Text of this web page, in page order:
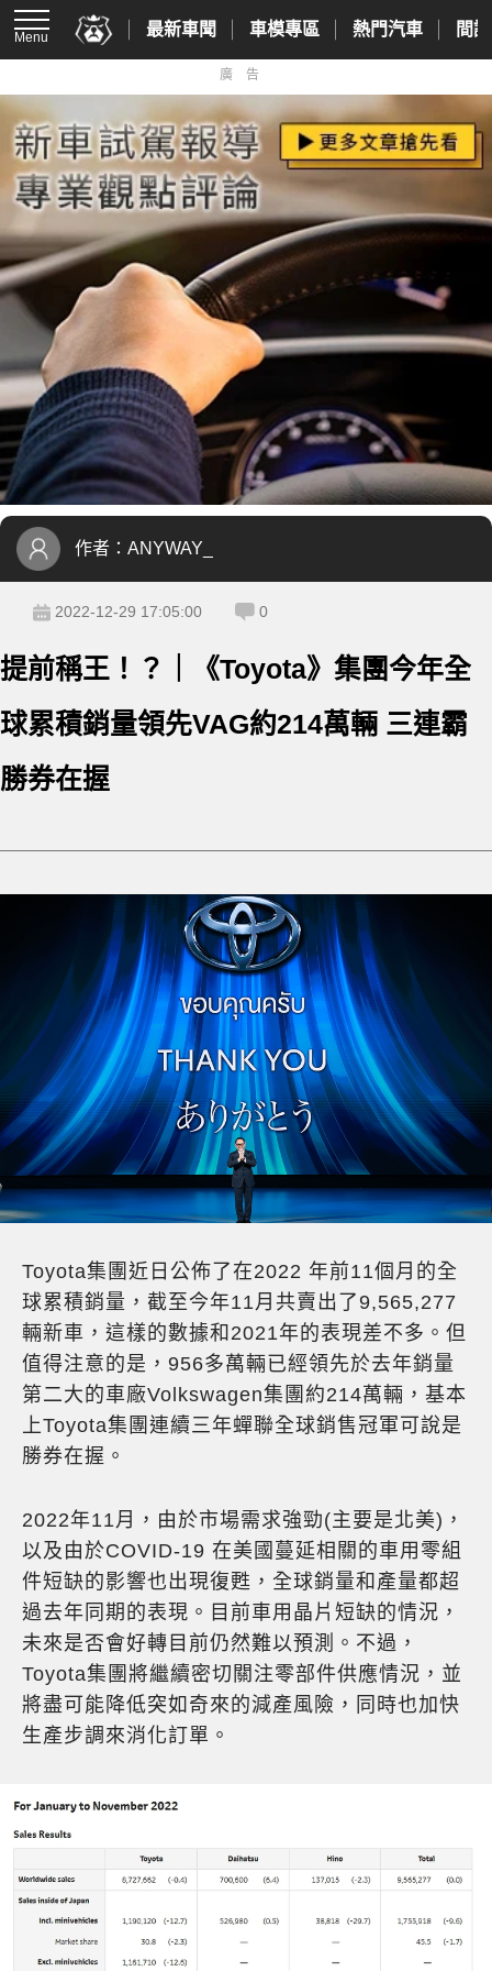
Menu 最新車聞 車模專區 熱門汽車 間
廣告
作者： ANYWAY_
2022-12-29 17:05:00 0
提前稱王！？｜《Toyota》集團今年全
球累積銷量領先VAG約214萬輛 三連霸
勝券在握
Toyota集團近日公佈了在2022 年前11個月的全
球累積銷量，截至今年11月共賣出了9,565,277
輛新車，這樣的數據和2021年的表現差不多。但
值得注意的是，956多萬輛已經領先於去年銷量
第二大的車廠Volkswagen集團約214萬輛，基本
上Toyota集團連續三年蟬聯全球銷售冠軍可說是
勝券在握。
2022年11月，由於市場需求強勁(主要是北美)，
以及由於COVID-19 在美國蔓延相關的車用零組
件短缺的影響也出現復甦，全球銷量和產量都超
過去年同期的表現。目前車用晶片短缺的情況，
未來是否會好轉目前仍然難以預測。不過，
Toyota集團將繼續密切關注零部件供應情況，並
將盡可能降低突如奇來的減產風險，同時也加快
生產步調來消化訂單。